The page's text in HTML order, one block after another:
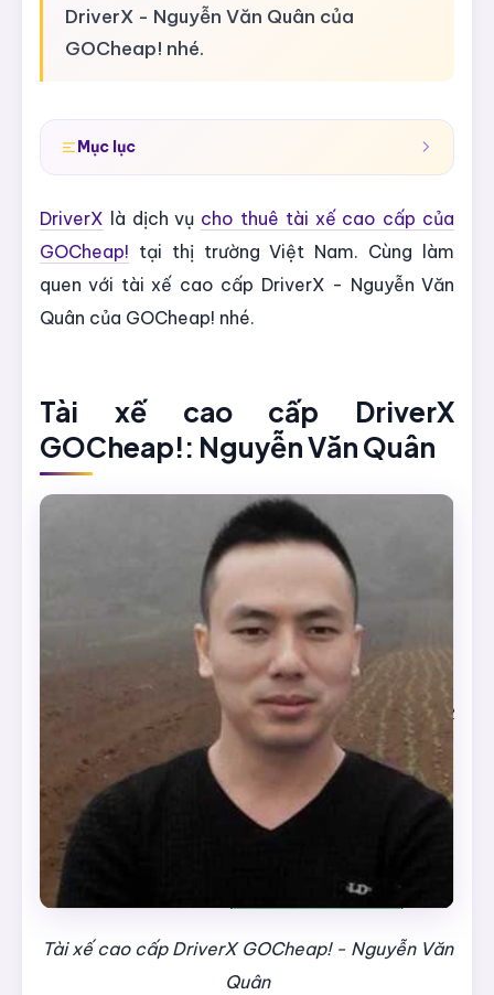
DriverX - Nguyễn Văn Quân của
GOCheap! nhé.
Mục lục
DriverX là dịch vụ cho thuê tài xế cao cấp của
GOCheap! tại thị trường Việt Nam. Cùng làm
quen với tài xế cao cấp DriverX - Nguyễn Văn
Quân của GOCheap! nhé.
Tài xế cao cấp DriverX
GOCheap!: Nguyễn Văn Quân
Tài xế cao cấp DriverX GOCheap! - Nguyễn Văn
Quân